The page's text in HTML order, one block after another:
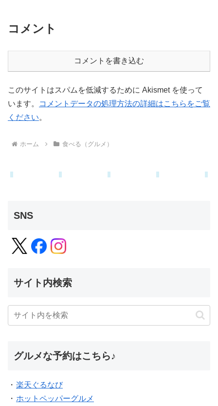
コメント
コメントを書き込む
このサイトはスパムを低減するために Akismet を使って
います。
コメントデータの処理方法の詳細はこちらをご覧
ください。
ホーム 食べる（グルメ）
SNS
サイト内検索
グルメな予約はこちら♪
・ 楽天ぐるなび
・ ホットペッパーグルメ